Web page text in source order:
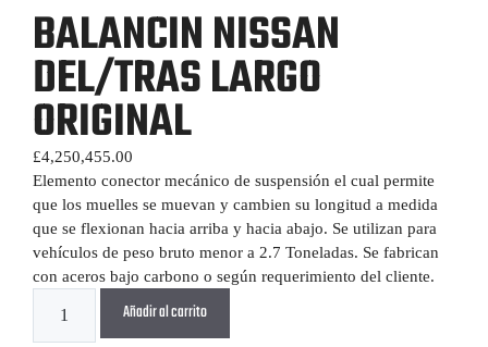
BALANCIN NISSAN
DEL/TRAS LARGO
ORIGINAL
£4,250,455.00
Elemento conector mecánico de suspensión el cual permite
que los muelles se muevan y cambien su longitud a medida
que se flexionan hacia arriba y hacia abajo. Se utilizan para
vehículos de peso bruto menor a 2.7 Toneladas. Se fabrican
con aceros bajo carbono o según requerimiento del cliente.
Añadir al carrito